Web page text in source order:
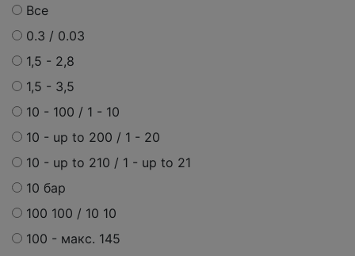
Все
0.3 / 0.03
1,5 - 2,8
1,5 - 3,5
10 - 100 / 1 - 10
10 - up to 200 / 1 - 20
10 - up to 210 / 1 - up to 21
10 бар
100 100 / 10 10
100 - макс. 145